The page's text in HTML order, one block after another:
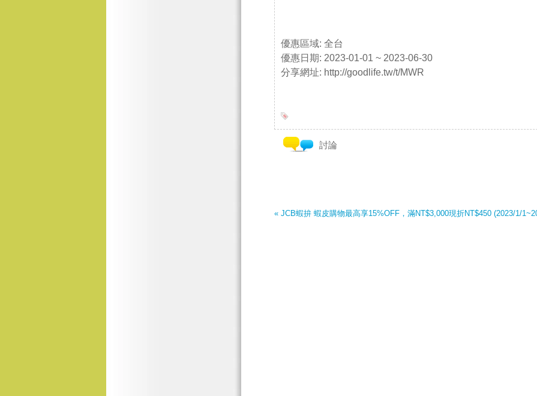
優惠區域: 全台
優惠日期: 2023-01-01 ~ 2023-06-30
分享網址: http://goodlife.tw/t/MWR
討論
« JCB蝦拚 蝦皮購物最高享15%OFF，滿NT$3,000現折NT$450 (2023/1/